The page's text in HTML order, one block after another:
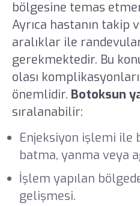
bölgesine temas
Ayrıca hastanın takip
aralıklar ile
gerekmektedir. Bu
olası
önemlidir. Botoksun
sıralanabilir:
Enjeksiyon işlemi ile
batma, yanma veya
İşlem yapılan
gelişmesi.